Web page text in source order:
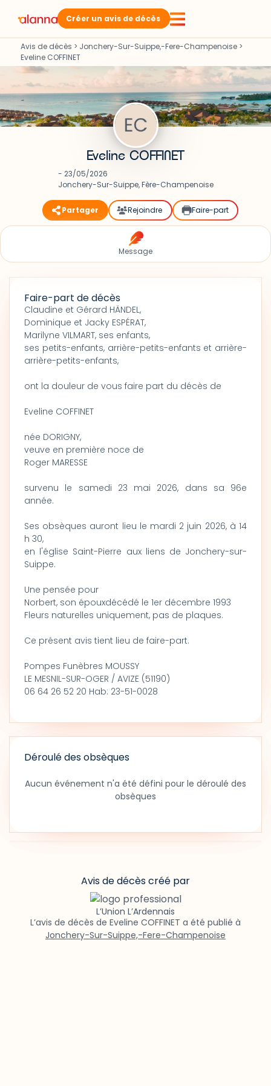
Créer un avis de décès
Avis de décès > Jonchery-Sur-Suippe,-Fere-Champenoise >
Eveline COFFINET
Eveline COFFINET
- 23/05/2026
Jonchery-Sur-Suippe, Fère-Champenoise
Partager Rejoindre Faire-part
Message
Faire-part de décès
Claudine et Gérard HÄNDEL,
Dominique et Jacky ESPÉRAT,
Marilyne VILMART, ses enfants,
ses petits-enfants, arrière-petits-enfants et arrière-
arrière-petits-enfants,
ont la douleur de vous faire part du décès de
Eveline COFFINET
née DORIGNY,
veuve en première noce de
Roger MARESSE
survenu le samedi 23 mai 2026, dans sa 96e
année.
Ses obsèques auront lieu le mardi 2 juin 2026, à 14
h 30,
en l'église Saint-Pierre aux liens de Jonchery-sur-
Suippe.
Une pensée pour
Norbert, son épouxdécédé le 1er décembre 1993
Fleurs naturelles uniquement, pas de plaques.
Ce présent avis tient lieu de faire-part.
Pompes Funèbres MOUSSY
LE MESNIL-SUR-OGER / AVIZE (51190)
06 64 26 52 20 Hab: 23-51-0028
Déroulé des obsèques
Aucun événement n'a été défini pour le déroulé des
obsèques
Avis de décès créé par
L’Union L’Ardennais
L’avis de décès de Eveline COFFINET a été publié à
Jonchery-Sur-Suippe,-Fere-Champenoise